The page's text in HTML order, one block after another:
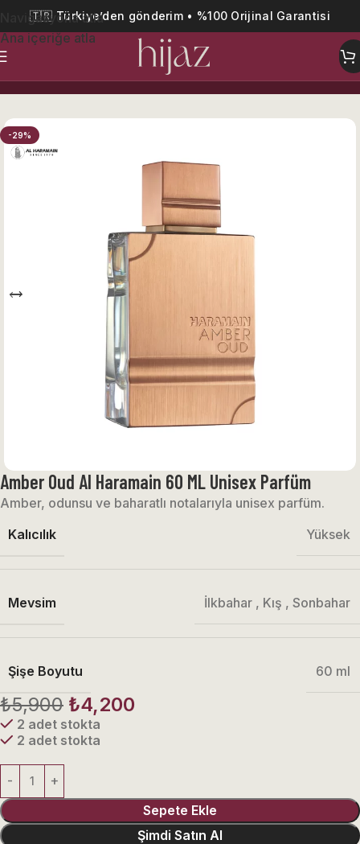
Navigasyona atla
Ana içeriğe atla
🇹🇷 Türkiye’den gönderim • %100 Orijinal Garantisi
-29%
Amber Oud Al Haramain 60 ML Unisex Parfüm
Amber, odunsu ve baharatlı notalarıyla unisex parfüm.
Kalıcılık
Yüksek
Mevsim İlkbahar , Kış , Sonbahar
Şişe Boyutu 60 ml
₺5,900 ₺4,200
2 adet stokta
2 adet stokta
Sepete Ekle
Şimdi Satın Al